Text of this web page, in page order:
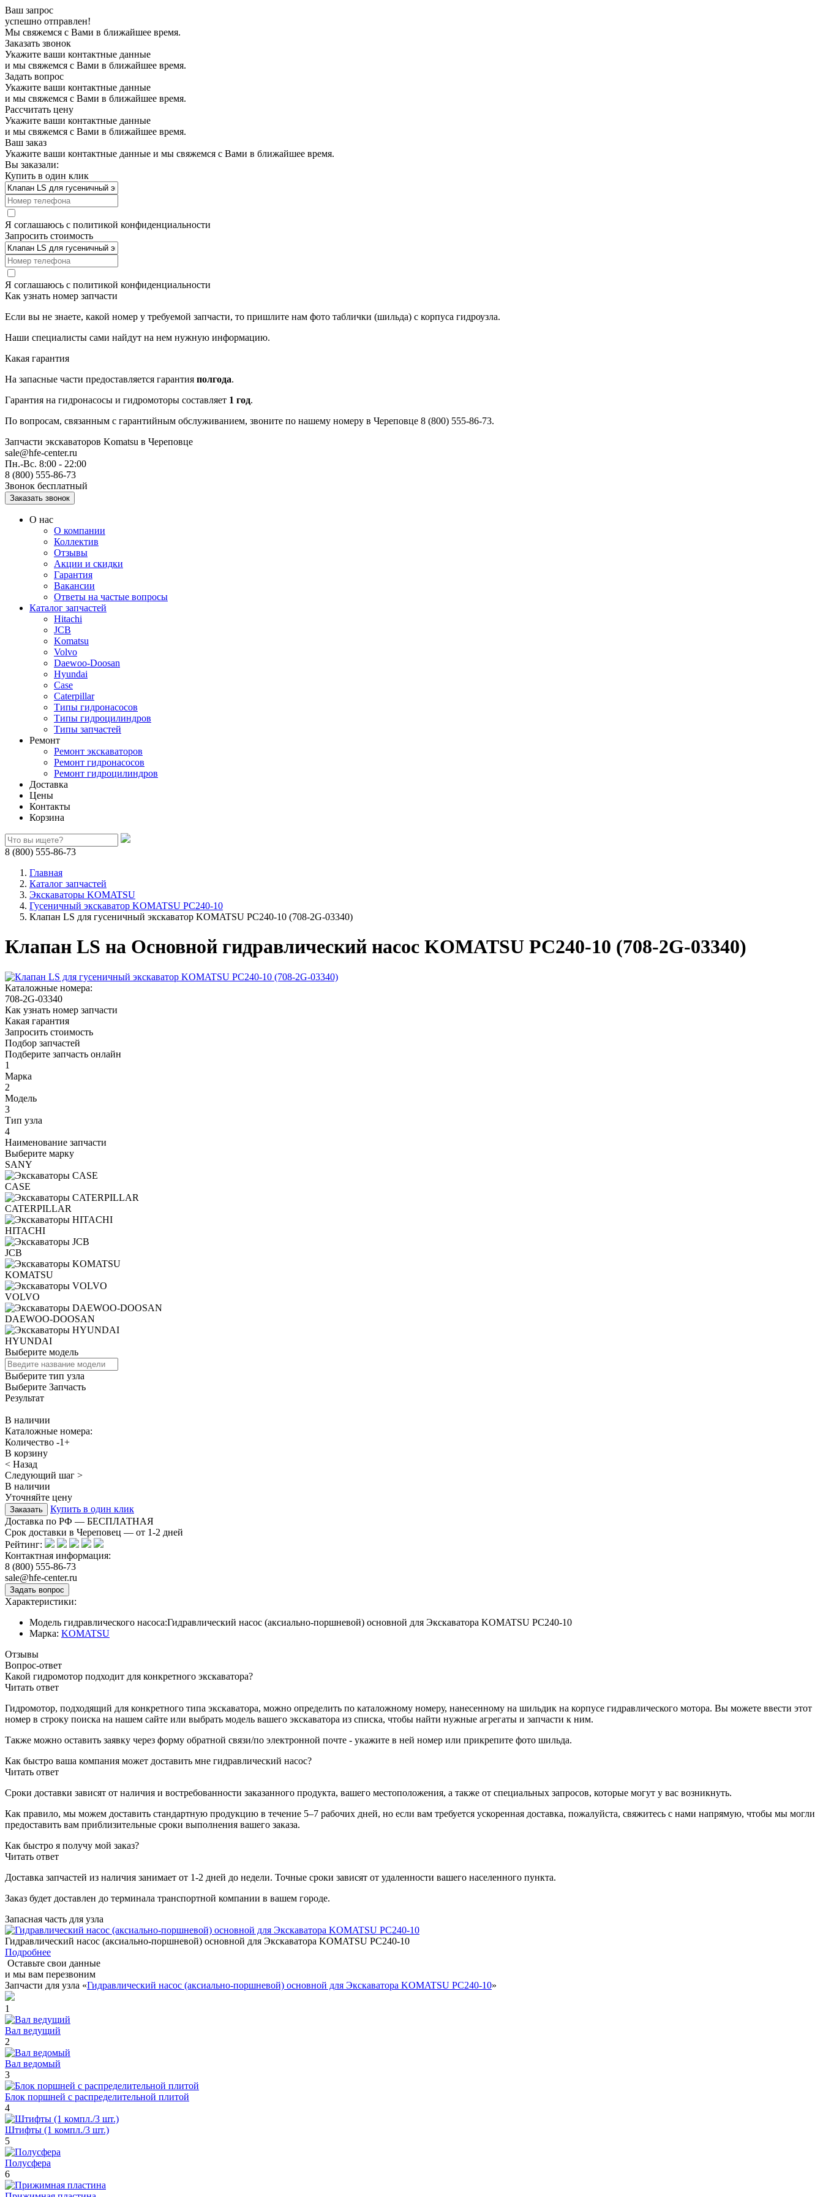
Ваш запрос
успешно отправлен!
Мы свяжемся с Вами в ближайшее время.
Заказать звонок
Укажите ваши контактные данные
и мы свяжемся с Вами в ближайшее время.
Задать вопрос
Укажите ваши контактные данные
и мы свяжемся с Вами в ближайшее время.
Рассчитать цену
Укажите ваши контактные данные
и мы свяжемся с Вами в ближайшее время.
Ваш заказ
Укажите ваши контактные данные и мы свяжемся с Вами в ближайшее время.
Вы заказали:
Купить в один клик
Я соглашаюсь с политикой конфиденциальности
Запросить стоимость
Я соглашаюсь с политикой конфиденциальности
Как узнать номер запчасти
Если вы не знаете, какой номер у требуемой запчасти, то пришлите нам фото таблички (шильда) с корпуса гидроузла.
Наши специалисты сами найдут на нем нужную информацию.
Какая гарантия
На запасные части предоставляется гарантия полгода.
Гарантия на гидронасосы и гидромоторы составляет 1 год.
По вопросам, связанным с гарантийным обслуживанием, звоните по нашему номеру в Череповце 8 (800) 555-86-73.
Запчасти экскаваторов Komatsu в Череповце
sale@hfe-center.ru
Пн.-Вс. 8:00 - 22:00
8 (800) 555-86-73
Звонок бесплатный
О нас
О компании
Коллектив
Отзывы
Акции и скидки
Гарантия
Вакансии
Ответы на частые вопросы
Каталог запчастей
Hitachi
JCB
Komatsu
Volvo
Daewoo-Doosan
Hyundai
Case
Caterpillar
Типы гидронасосов
Типы гидроцилиндров
Типы запчастей
Ремонт
Ремонт экскаваторов
Ремонт гидронасосов
Ремонт гидроцилиндров
Доставка
Цены
Контакты
Корзина
8 (800) 555-86-73
Главная
Каталог запчастей
Экскаваторы KOMATSU
Гусеничный экскаватор KOMATSU PC240-10
Клапан LS для гусеничный экскаватор KOMATSU PC240-10 (708-2G-03340)
Клапан LS на Основной гидравлический насос KOMATSU PC240-10 (708-2G-03340)
Каталожные номера:
708-2G-03340
Как узнать номер запчасти
Какая гарантия
Запросить стоимость
Подбор запчастей
Подберите запчасть онлайн
1
Марка
2
Модель
3
Тип узла
4
Наименование запчасти
Выберите марку
SANY
CASE
CATERPILLAR
HITACHI
JCB
KOMATSU
VOLVO
DAEWOO-DOOSAN
HYUNDAI
Выберите модель
Выберите тип узла
Выберите Запчасть
Результат
В наличии
Каталожные номера:
Количество -1+
В корзину
< Назад
Следующий шаг >
В наличии
Уточняйте цену
Купить в один клик
Доставка по РФ — БЕСПЛАТНАЯ
Срок доставки в Череповец — от 1-2 дней
Рейтинг:
Контактная информация:
8 (800) 555-86-73
sale@hfe-center.ru
Характеристики:
Модель гидравлического насоса:Гидравлический насос (аксиально-поршневой) основной для Экскаватора KOMATSU PC240-10
Марка: KOMATSU
Отзывы
Вопрос-ответ
Какой гидромотор подходит для конкретного экскаватора?
Читать ответ
Гидромотор, подходящий для конкретного типа экскаватора, можно определить по каталожному номеру, нанесенному на шильдик на корпусе гидравлического мотора. Вы можете ввести этот
номер в строку поиска на нашем сайте или выбрать модель вашего экскаватора из списка, чтобы найти нужные агрегаты и запчасти к ним.
Также можно оставить заявку через форму обратной связи/по электронной почте - укажите в ней номер или прикрепите фото шильда.
Как быстро ваша компания может доставить мне гидравлический насос?
Читать ответ
Сроки доставки зависят от наличия и востребованности заказанного продукта, вашего местоположения, а также от специальных запросов, которые могут у вас возникнуть.
Как правило, мы можем доставить стандартную продукцию в течение 5–7 рабочих дней, но если вам требуется ускоренная доставка, пожалуйста, свяжитесь с нами напрямую, чтобы мы могли
предоставить вам приблизительные сроки выполнения вашего заказа.
Как быстро я получу мой заказ?
Читать ответ
Доставка запчастей из наличия занимает от 1-2 дней до недели. Точные сроки зависят от удаленности вашего населенного пункта.
Заказ будет доставлен до терминала транспортной компании в вашем городе.
Запасная часть для узла
Гидравлический насос (аксиально-поршневой) основной для Экскаватора KOMATSU PC240-10
Подробнее
Оставьте свои данные
и мы вам перезвоним
Запчасти для узла «Гидравлический насос (аксиально-поршневой) основной для Экскаватора KOMATSU PC240-10»
1
Вал ведущий
2
Вал ведомый
3
Блок поршней c распределительной плитой
4
Штифты (1 компл./3 шт.)
5
Полусфера
6